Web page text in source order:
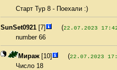
Старт Тур 8 - Поехали :)
SunSet0921[7] (22.07.2023
number 66
Мираж[10] (22.07.2023
Число 18